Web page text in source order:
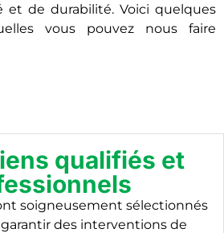
et de durabilité. Voici quelques
vous pouvez nous faire
qualifiés et
soigneusement sélectionnés
des interventions de